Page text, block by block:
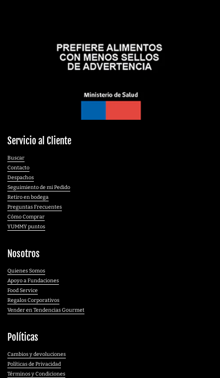
Servicio al Cliente
Buscar
Contacto
Despachos
Seguimiento de mi Pedido
Retiro en bodega
Preguntas Frecuentes
Cómo Comprar
YUMMY puntos
Nosotros
Quienes Somos
Apoyo a Fundaciones
Food Service
Regalos Corporativos
Vender en Tendencias Gourmet
Políticas
Cambios y devoluciones
Políticas de Privacidad
Términos y Condiciones